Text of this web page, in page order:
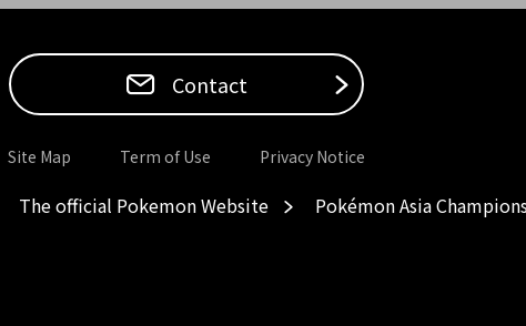
Contact
Site Map Term of Use Privacy Notice
The official Pokemon Website Pokémon Asia